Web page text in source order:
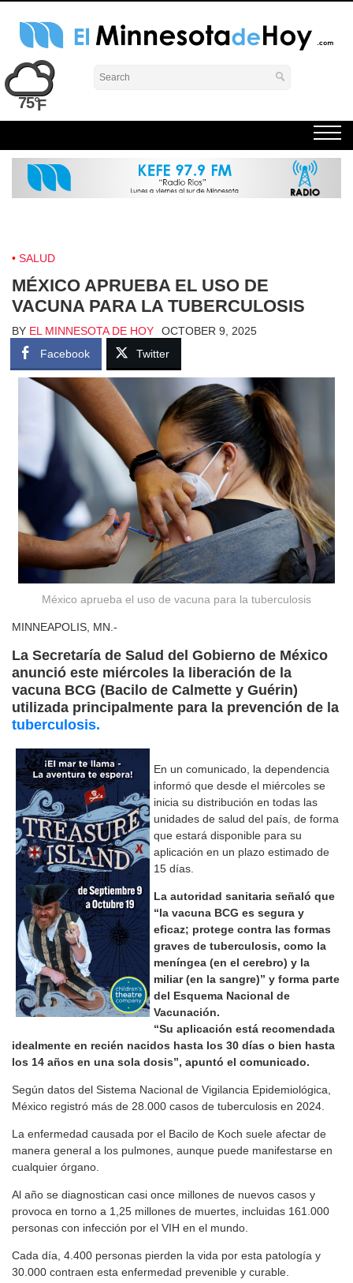
Skip
content
El Minnesota de Hoy Noticias
Latino Noticias Minnesota News
75°
SALUD
MÉXICO APRUEBA EL USO DE
VACUNA PARA LA TUBERCULOSIS
BY EL MINNESOTA DE HOY
OCTOBER 9, 2025
Facebook
Twitter
México aprueba el uso de vacuna para la tuberculosis
MINNEAPOLIS, MN.-
La Secretaría de Salud del Gobierno de México
anunció este miércoles la liberación de la
vacuna BCG (Bacilo de Calmette y Guérin)
utilizada principalmente para la prevención de la
tuberculosis.
En un comunicado, la dependencia
informó que desde el miércoles se
inicia su distribución en todas las
unidades de salud del país, de forma
que estará disponible para su
aplicación en un plazo estimado de
15 días.
La autoridad sanitaria señaló que
“la vacuna BCG es segura y
eficaz; protege contra las formas
graves de tuberculosis, como la
meníngea (en el cerebro) y la
miliar (en la sangre)” y forma parte
del Esquema Nacional de
Vacunación.
“Su aplicación está recomendada
idealmente en recién nacidos hasta los 30 días o bien hasta
los 14 años en una sola dosis”, apuntó el comunicado.
Según datos del Sistema Nacional de Vigilancia Epidemiológica,
México registró más de 28.000 casos de tuberculosis en 2024.
La enfermedad causada por el Bacilo de Koch suele afectar de
manera general a los pulmones, aunque puede manifestarse en
cualquier órgano.
Al año se diagnostican casi once millones de nuevos casos y
provoca en torno a 1,25 millones de muertes, incluidas 161.000
personas con infección por el VIH en el mundo.
Cada día, 4.400 personas pierden la vida por esta patología y
30.000 contraen esta enfermedad prevenible y curable.